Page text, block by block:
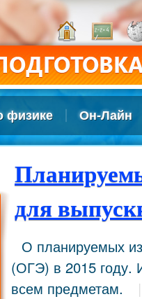
физике Он-Лайн
для
О планируемых
(ОГЭ) в 2015 году.
всем предметам.